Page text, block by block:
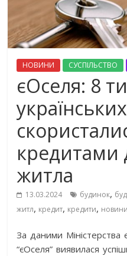
НОВИНИ СУСПІЛЬСТВО
єОселя: 8
кредитами
житла
13.03.2024 будинок,
житл, кредит, кредити,
За даними Міністерства
“єОселя” виявилася